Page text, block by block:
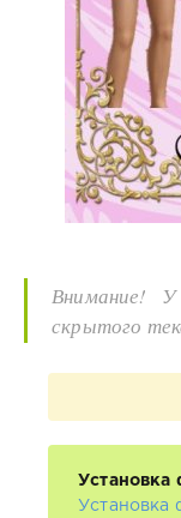
Внимание!
скрытого
Установка
Установка